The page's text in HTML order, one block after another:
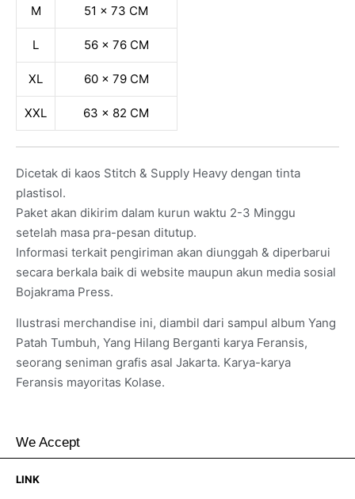
M 51 x 73 CM
L 56 x 76 CM
XL 60 x 79 CM
XXL 63 x 82 CM
Dicetak di kaos Stitch & Supply Heavy dengan tinta
plastisol.
Paket akan dikirim dalam kurun waktu 2-3 Minggu
setelah masa pra-pesan ditutup.
Informasi terkait pengiriman akan diunggah & diperbarui
secara berkala baik di website maupun akun media sosial
Bojakrama Press.
Ilustrasi merchandise ini, diambil dari sampul album Yang
Patah Tumbuh, Yang Hilang Berganti karya Feransis,
seorang seniman grafis asal Jakarta. Karya-karya
Feransis mayoritas Kolase.
We Accept
LINK